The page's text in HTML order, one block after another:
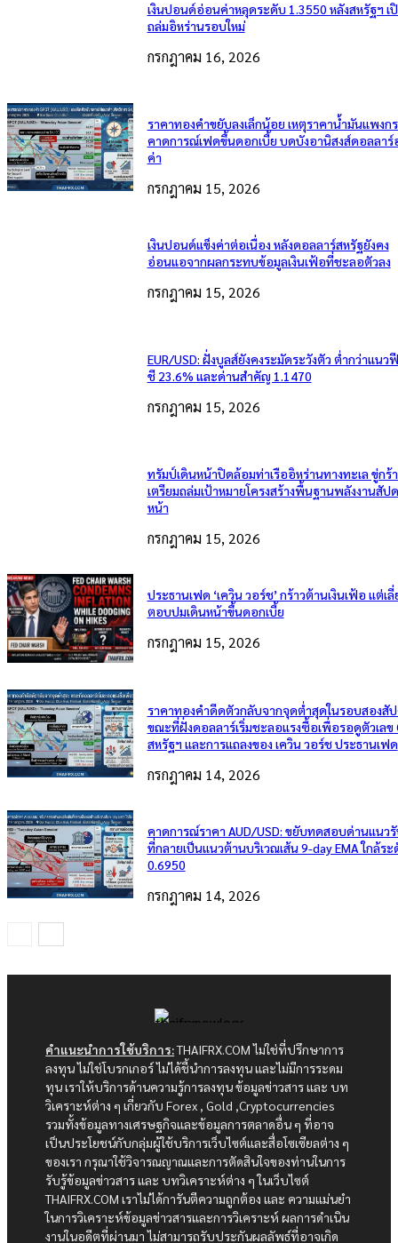
เงินปอนด์อ่อนค่าหลุดระดับ 1.3550 หลังสหรัฐฯ เ
ถล่มอิหร่านรอบใหม่
กรกฎาคม 16, 2026
ราคาทองคำขยับลงเล็กน้อย เหตุราคาน้ำมันแพงก
คาดการณ์เฟดขึ้นดอกเบี้ย บดบังอานิสงส์ดอลลา
ค่า
กรกฎาคม 15, 2026
เงินปอนด์แข็งค่าต่อเนื่อง หลังดอลลาร์สหรัฐยังคง
อ่อนแอจากผลกระทบข้อมูลเงินเฟ้อที่ชะลอตัวลง
กรกฎาคม 15, 2026
EUR/USD: ฝั่งบูลส์ยังคงระมัดระวังตัว ต่ำกว่าแนว
ชี 23.6% และด่านสำคัญ 1.1470
กรกฎาคม 15, 2026
ทรัมป์เดินหน้าปิดล้อมท่าเรืออิหร่านทางทะเล ขู่กร้
เตรียมถล่มเป้าหมายโครงสร้างพื้นฐานพลังงานสัป
หน้า
กรกฎาคม 15, 2026
ประธานเฟด ‘เควิน วอร์ช’ กร้าวต้านเงินเฟ้อ แต่เลี่
ตอบปมเดินหน้าขึ้นดอกเบี้ย
กรกฎาคม 15, 2026
ราคาทองคำดีดตัวกลับจากจุดต่ำสุดในรอบสองสั
ขณะที่ฝั่งดอลลาร์เริ่มชะลอแรงซื้อเพื่อรอดูตัวเลข
สหรัฐฯ และการแถลงของ เควิน วอร์ช ประธานเฟด
กรกฎาคม 14, 2026
คาดการณ์ราคา AUD/USD: ขยับทดสอบด่านแนวรั
ที่กลายเป็นแนวต้านบริเวณเส้น 9-day EMA ใกล้ร
0.6950
กรกฎาคม 14, 2026
คำแนะนำการใช้บริการ:THAIFRX.COM ไม่ใช่ที่ปรึกษาการ
ลงทุน ไม่ใช่โบรกเกอร์ ไม่ได้ชี้นำการลงทุน และไม่มีการระดม
ทุน เราให้บริการด้านความรู้การลงทุน ข้อมูลข่าวสาร และ บท
วิเคราะห์ต่าง ๆ เกี่ยวกับ Forex , Gold ,Cryptocurrencies
รวมทั้งข้อมูลทางเศรษฐกิจและข้อมูลการตลาดอื่น ๆ ที่อาจ
เป็นประโยชน์กับกลุ่มผู้ใช้บริการเว็บไซต์และสื่อโซเซียลต่าง ๆ
ของเรา กรุณาใช้วิจารณญาณและการตัดสินใจของท่านในการ
รับรู้ข้อมูลข่าวสาร และ บทวิเคราะห์ต่าง ๆ ในเว็บไซต์
THAIFRX.COM เราไม่ได้การันตีความถูกต้อง และ ความแม่นยำ
ในการวิเคราะห์ข้อมูลข่าวสารและการวิเคราะห์ ผลการดำเนิน
งานในอดีตที่ผ่านมา ไม่สามารถรับประกันผลลัพธ์ที่อาจเกิด